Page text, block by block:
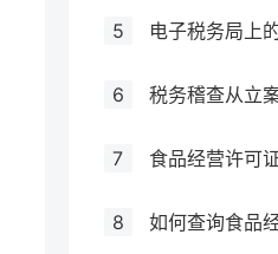
5 电子税务局上
6
7
8